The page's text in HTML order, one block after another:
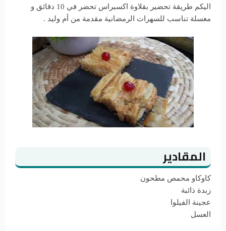
اليكم طريقة تحضير بقلاوة اكسبراس تحضر في 10 دقائق و
معسلة تناسب للسهرات الرمضانية مقدمة من أم وليد .
المقادير
كاوكاو محمص مطحون
زبدة ذائبة
عجينة الفيلوا
العسل